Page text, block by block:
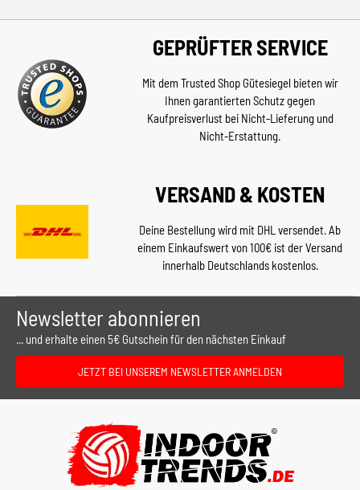
GEPRÜFTER SERVICE
Mit dem Trusted Shop Gütesiegel bieten wir
Ihnen garantierten Schutz gegen
Kaufpreisverlust bei Nicht-Lieferung und
Nicht-Erstattung.
VERSAND & KOSTEN
Deine Bestellung wird mit DHL versendet. Ab
einem Einkaufswert von 100€ ist der Versand
innerhalb Deutschlands kostenlos.
Newsletter abonnieren
... und erhalte einen 5€ Gutschein für den nächsten Einkauf
JETZT BEI UNSEREM NEWSLETTER ANMELDEN